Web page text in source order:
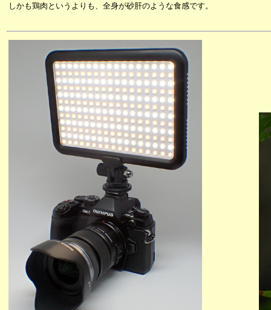
しかも鶏肉というよりも、全身が砂肝のような食感です。